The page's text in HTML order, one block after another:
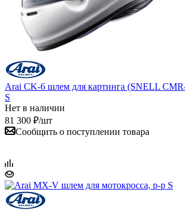
Arai CK-6 шлем для картинга (SNELL
S
Нет в наличии
81 300 ₽/шт
Сообщить о поступлении товара